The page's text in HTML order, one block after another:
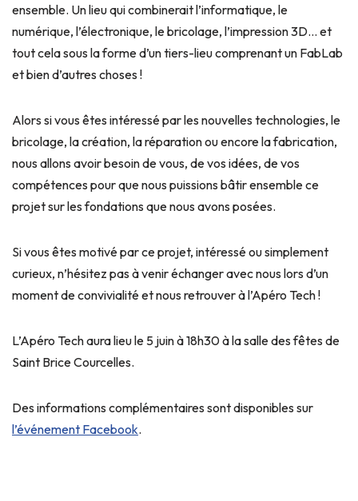
ensemble. Un lieu qui combinerait l’informatique, le
numérique, l’électronique, le bricolage, l’impression 3D… et
tout cela sous la forme d’un tiers-lieu comprenant un FabLab
et bien d’autres choses !
Alors si vous êtes intéressé par les nouvelles technologies, le
bricolage, la création, la réparation ou encore la fabrication,
nous allons avoir besoin de vous, de vos idées, de vos
compétences pour que nous puissions bâtir ensemble ce
projet sur les fondations que nous avons posées.
Si vous êtes motivé par ce projet, intéressé ou simplement
curieux, n’hésitez pas à venir échanger avec nous lors d’un
moment de convivialité et nous retrouver à l’Apéro Tech !
L’Apéro Tech aura lieu le 5 juin à 18h30 à la salle des fêtes de
Saint Brice Courcelles.
Des informations complémentaires sont disponibles sur
l’événement Facebook.